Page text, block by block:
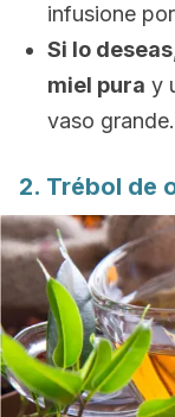
infusione
Si lo
miel pura y
vaso grande.
2. Trébol de